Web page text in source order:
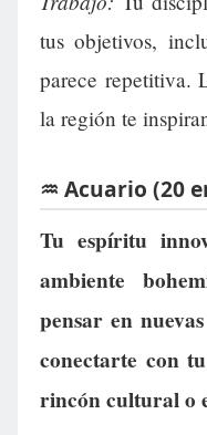
tus objetivos,
parece repetitiva.
la región te
♒ Acuario (20
Tu espíritu
ambiente
pensar en
conectarte con
rincón cultural o